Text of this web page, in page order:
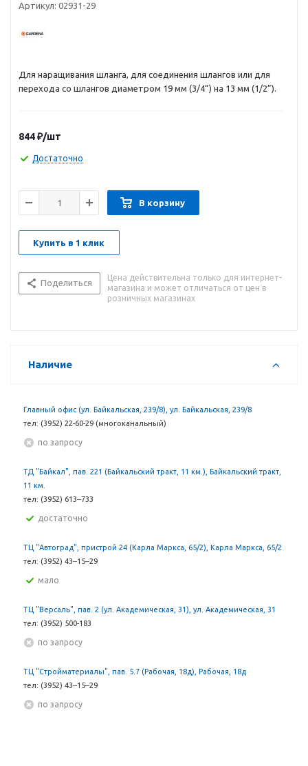
Артикул: 02931-29
Для наращивания шланга, для соединения шлангов или для
перехода со шлангов диаметром 19 мм (3/4”) на 13 мм (1/2”).
844₽/шт
Достаточно
В корзину
Купить в 1 клик
Поделиться
Цена действительна только для интернет-
магазина и может отличаться от цен в
розничных магазинах
Наличие
Главный офис (ул. Байкальская, 239/8), ул. Байкальская, 239/8
тел: (3952) 22-60-29 (многоканальный)
По запросу
ТД "Байкал", пав. 221 (Байкальский тракт, 11 км.), Байкальский тракт,
11 км.
тел: (3952) 613‒733
Достаточно
ТЦ "Автоград", пристрой 24 (Карла Маркса, 65/2), Карла Маркса, 65/2
тел: (3952) 43‒15‒29
Мало
ТЦ "Версаль", пав. 2 (ул. Академическая, 31), ул. Академическая, 31
тел: (3952) 500-183
По запросу
ТЦ "Стройматериалы", пав. 5.7 (Рабочая, 18д), Рабочая, 18д
тел: (3952) 43‒15‒29
По запросу